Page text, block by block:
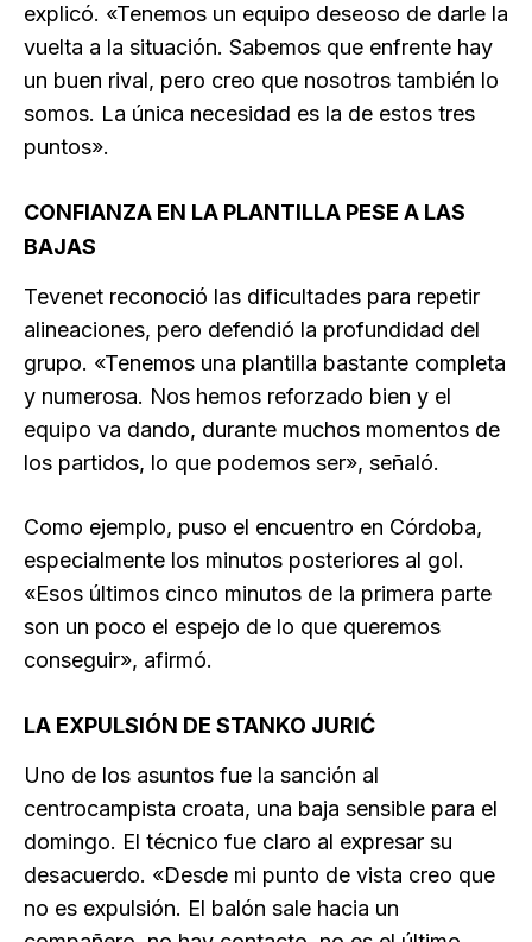
explicó. «Tenemos un equipo deseoso de darle la
vuelta a la situación. Sabemos que enfrente hay
un buen rival, pero creo que nosotros también lo
somos. La única necesidad es la de estos tres
puntos».
CONFIANZA EN LA PLANTILLA PESE A LAS
BAJAS
Tevenet reconoció las dificultades para repetir
alineaciones, pero defendió la profundidad del
grupo. «Tenemos una plantilla bastante completa
y numerosa. Nos hemos reforzado bien y el
equipo va dando, durante muchos momentos de
los partidos, lo que podemos ser», señaló.
Como ejemplo, puso el encuentro en Córdoba,
especialmente los minutos posteriores al gol.
«Esos últimos cinco minutos de la primera parte
son un poco el espejo de lo que queremos
conseguir», afirmó.
LA EXPULSIÓN DE STANKO JURIĆ
Uno de los asuntos fue la sanción al
centrocampista croata, una baja sensible para el
domingo. El técnico fue claro al expresar su
desacuerdo. «Desde mi punto de vista creo que
no es expulsión. El balón sale hacia un